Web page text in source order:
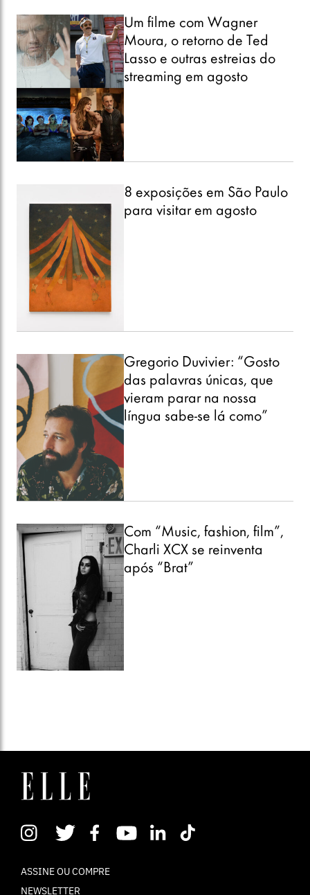
Um filme com Wagner
Moura, o retorno de Ted
Lasso e outras estreias do
streaming em agosto
8 exposições em São Paulo
para visitar em agosto
Gregorio Duvivier: “Gosto
das palavras únicas, que
vieram parar na nossa
língua sabe-se lá como”
Com “Music, fashion, film”,
Charli XCX se reinventa
após “Brat”
ASSINE OU COMPRE
NEWSLETTER